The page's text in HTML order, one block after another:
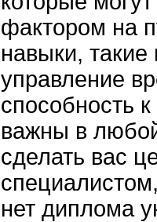
фактором на
навыки,
управление
способность
важны в
сделать вас
нет диплома